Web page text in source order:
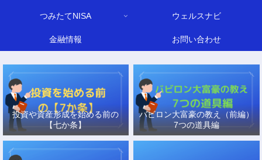
つみたてNISA ウェルスナビ
金融情報 お問い合わせ
投資や資産形成を始める前の
【七か条】
バビロン大富豪の教え（前編）
7つの道具編